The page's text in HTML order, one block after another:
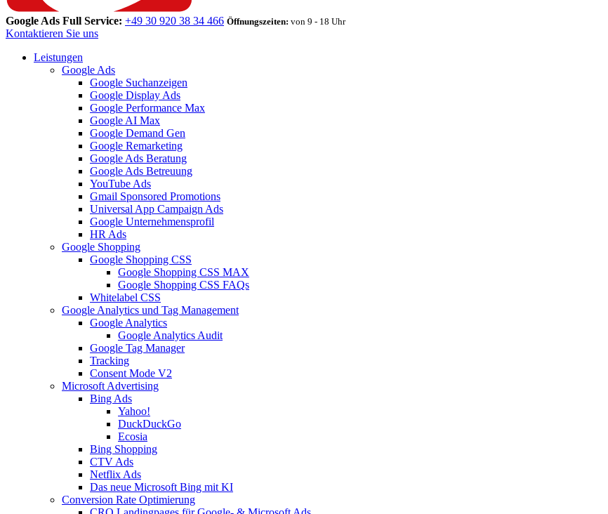
Google Ads Full Service: +49 30 920 38 34 466 Öffnungszeiten: von 9 - 18 Uhr
Kontaktieren Sie uns
Leistungen
Google Ads
Google Suchanzeigen
Google Display Ads
Google Performance Max
Google AI Max
Google Demand Gen
Google Remarketing
Google Ads Beratung
Google Ads Betreuung
YouTube Ads
Gmail Sponsored Promotions
Universal App Campaign Ads
Google Unternehmensprofil
HR Ads
Google Shopping
Google Shopping CSS
Google Shopping CSS MAX
Google Shopping CSS FAQs
Whitelabel CSS
Google Analytics und Tag Management
Google Analytics
Google Analytics Audit
Google Tag Manager
Tracking
Consent Mode V2
Microsoft Advertising
Bing Ads
Yahoo!
DuckDuckGo
Ecosia
Bing Shopping
CTV Ads
Netflix Ads
Das neue Microsoft Bing mit KI
Conversion Rate Optimierung